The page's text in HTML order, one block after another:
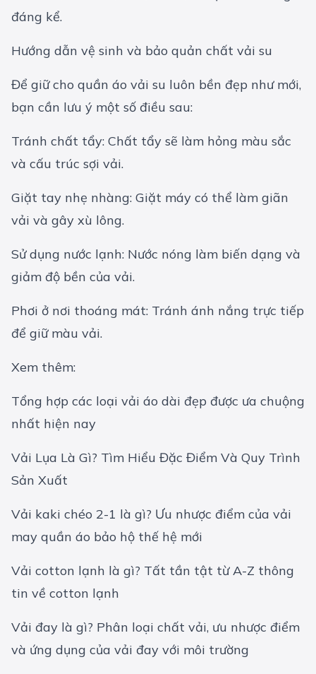
đáng kể.
Hướng dẫn vệ sinh và bảo quản chất vải su
Để giữ cho quần áo vải su luôn bền đẹp như mới,
bạn cần lưu ý một số điều sau:
Tránh chất tẩy: Chất tẩy sẽ làm hỏng màu sắc
và cấu trúc sợi vải.
Giặt tay nhẹ nhàng: Giặt máy có thể làm giãn
vải và gây xù lông.
Sử dụng nước lạnh: Nước nóng làm biến dạng và
giảm độ bền của vải.
Phơi ở nơi thoáng mát: Tránh ánh nắng trực tiếp
để giữ màu vải.
Xem thêm:
Tổng hợp các loại vải áo dài đẹp được ưa chuộng
nhất hiện nay
Vải Lụa Là Gì? Tìm Hiểu Đặc Điểm Và Quy Trình
Sản Xuất
Vải kaki chéo 2-1 là gì? Ưu nhược điểm của vải
may quần áo bảo hộ thế hệ mới
Vải cotton lạnh là gì? Tất tần tật từ A-Z thông
tin về cotton lạnh
Vải đay là gì? Phân loại chất vải, ưu nhược điểm
và ứng dụng của vải đay với môi trường